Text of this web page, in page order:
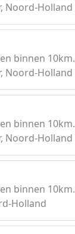
Noord-Holland
binnen 10km.
Noord-Holland
binnen 10km.
Noord-Holland
binnen 10km.
Holland